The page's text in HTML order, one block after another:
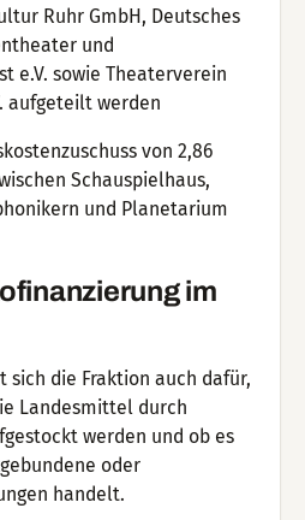
Ruhr GmbH, Deutsches
und
e.V. sowie Theaterverein
aufgeteilt werden
von 2,86
Schauspielhaus,
und Planetarium
im
sich die Fraktion auch dafür,
Landesmittel durch
werden und ob es
oder
handelt.